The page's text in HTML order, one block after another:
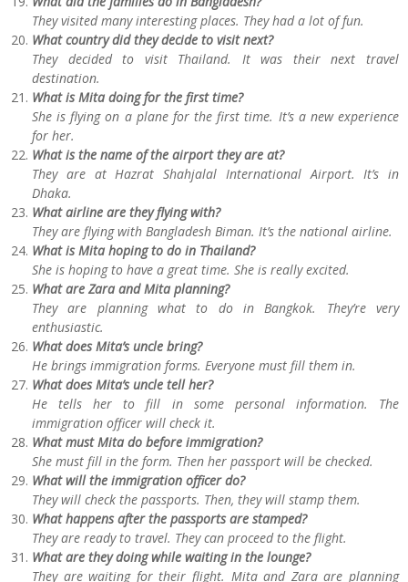
They visited many interesting places. They had a lot of fun.
What country did they decide to visit next?
They decided to visit Thailand. It was their next travel
destination.
What is Mita doing for the first time?
She is flying on a plane for the first time. It’s a new experience
for her.
What is the name of the airport they are at?
They are at Hazrat Shahjalal International Airport. It’s in
Dhaka.
What airline are they flying with?
They are flying with Bangladesh Biman. It’s the national airline.
What is Mita hoping to do in Thailand?
She is hoping to have a great time. She is really excited.
What are Zara and Mita planning?
They are planning what to do in Bangkok. They’re very
enthusiastic.
What does Mita’s uncle bring?
He brings immigration forms. Everyone must fill them in.
What does Mita’s uncle tell her?
He tells her to fill in some personal information. The
immigration officer will check it.
What must Mita do before immigration?
She must fill in the form. Then her passport will be checked.
What will the immigration officer do?
They will check the passports. Then, they will stamp them.
What happens after the passports are stamped?
They are ready to travel. They can proceed to the flight.
What are they doing while waiting in the lounge?
They are waiting for their flight. Mita and Zara are planning